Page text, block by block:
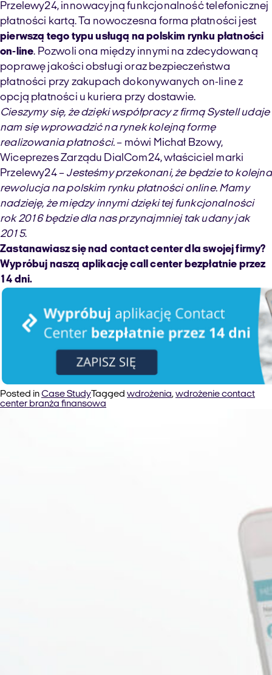
Przelewy24, innowacyjną funkcjonalność telefonicznej
płatności kartą. Ta nowoczesna forma płatności jest
pierwszą tego typu usługą na polskim rynku płatności
on-line. Pozwoli ona między innymi na zdecydowaną
poprawę jakości obsługi oraz bezpieczeństwa
płatności przy zakupach dokonywanych on-line z
opcją płatności u kuriera przy dostawie.
Cieszymy się, że dzięki współpracy z firmą Systell udaje
nam się wprowadzić na rynek kolejną formę
realizowania płatności.– mówi Michał Bzowy,
Wiceprezes Zarządu DialCom24, właściciel marki
Przelewy24 – Jesteśmy przekonani, że będzie to kolejna
rewolucja na polskim rynku płatności online. Mamy
nadzieję, że między innymi dzięki tej funkcjonalności
rok 2016 będzie dla nas przynajmniej tak udany jak
2015.
Zastanawiasz się nad contact center dla swojej firmy?
Wypróbuj naszą aplikację call center bezpłatnie przez
14 dni.
Posted inCase StudyTagged wdrożenia, wdrożenie contact
center branża finansowa